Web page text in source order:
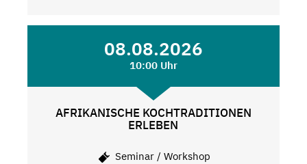
08.08.2026
10:00 Uhr
AFRIKANISCHE KOCHTRADITIONEN
ERLEBEN
Seminar / Workshop